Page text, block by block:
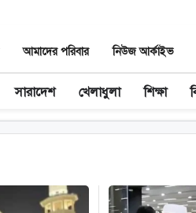
আমাদের পরিবার নিউজ আর্কাইভ
সারাদেশ খেলাধুলা শিক্ষা